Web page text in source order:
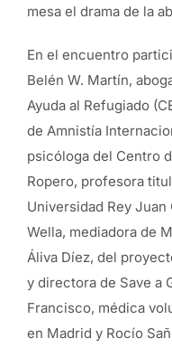
mesa el drama de la
En el encuentro
Belén W. Martín,
Ayuda al Refugiado
de Amnistía
psicóloga del Centro
Ropero, profesora
Universidad Rey
Wella, mediadora de
Áliva Díez, del
y directora de Save a
Francisco, médica
en Madrid y Rocío